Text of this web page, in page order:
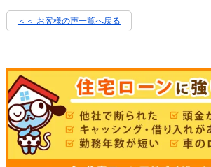
＜＜ お客様の声一覧へ戻る